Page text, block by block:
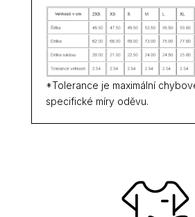
*Tolerance je maximální
specifické míry oděvu.